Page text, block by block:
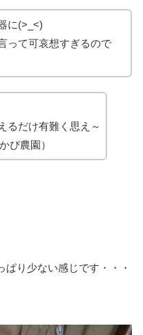
に(>_<)
って可哀想すぎるので
るだけ有難く思え～
ぴ農園）
り少ない感じです・・・